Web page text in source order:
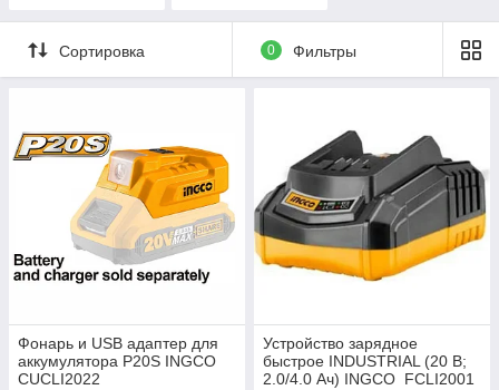
Сортировка 0 Фильтры
Фонарь и USB адаптер для
аккумулятора P20S INGCO
CUCLI2022
Устройство зарядное
быстрое INDUSTRIAL (20 В;
2.0/4.0 Ач) INGCO FCLI2001